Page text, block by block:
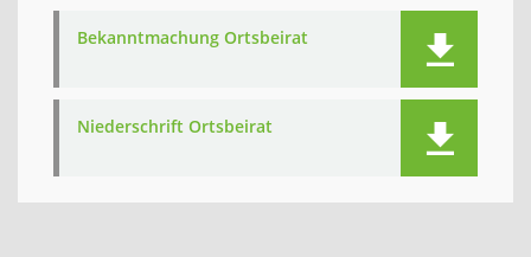
Bekanntmachung Ortsbeirat
Niederschrift Ortsbeirat